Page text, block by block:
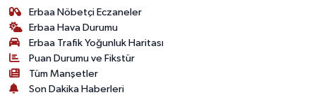
Erbaa Nöbetçi Eczaneler
Erbaa Hava Durumu
Erbaa Trafik Yoğunluk Haritası
Puan Durumu ve Fikstür
Tüm Manşetler
Son Dakika Haberleri